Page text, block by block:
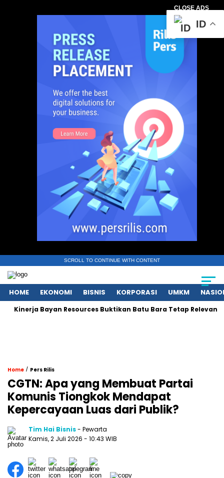
CLOSE ADS
SCROLL TO CONTINUE WITH CONTENT
HOME EKONOMI BISNIS KORPORASI UMKM
Bayan Resources Buktikan Batu Bara Tetap Relevan bagi
Home / Pers Rilis
CGTN: Apa yang Membuat Partai
Komunis Tiongkok Mendapat
Kepercayaan Luas dari Publik?
Tim Hai Bisnis- Pewarta
Kamis, 2 Juli 2026 - 10:43 WIB
ID